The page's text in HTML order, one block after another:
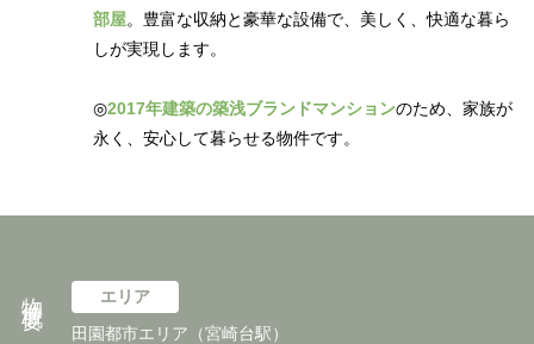
部屋。豊富な収納と豪華な設備で、美しく、快適な暮ら
しが実現します。
◎2017年建築の築浅ブランドマンションのため、家族が
永く、安心して暮らせる物件です。
エリア
田園都市エリア（宮崎台駅）